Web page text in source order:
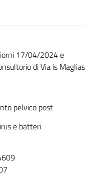
17/04/2024 e
di Via is Maglias
pelvico post
e batteri